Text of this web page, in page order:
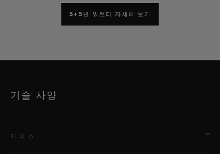
5+5년 워런티 자세히 보기
기술 사양
케이스